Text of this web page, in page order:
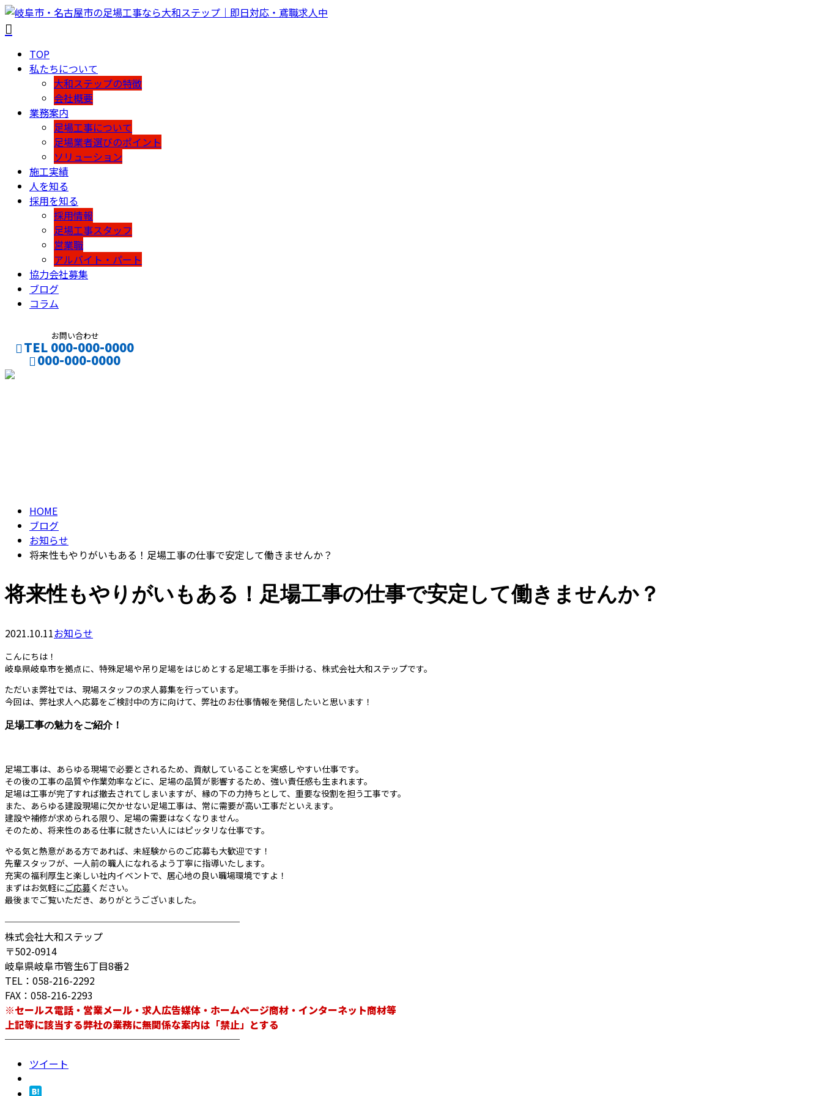
TOP
私たちについて
大和ステップの特徴
会社概要
業務案内
足場工事について
足場業者選びのポイント
ソリューション
施工実績
人を知る
採用を知る
採用情報
足場工事スタッフ
営業職
アルバイト・パート
協力会社募集
ブログ
コラム
お問い合わせ
TEL 000-000-0000
000-000-0000
HOME
ブログ
お知らせ
将来性もやりがいもある！足場工事の仕事で安定して働きませんか？
将来性もやりがいもある！足場工事の仕事で安定して働きませんか？
2021.10.11お知らせ
こんにちは！
岐阜県岐阜市を拠点に、特殊足場や吊り足場をはじめとする足場工事を手掛ける、株式会社大和ステップです。
ただいま弊社では、現場スタッフの求人募集を行っています。
今回は、弊社求人へ応募をご検討中の方に向けて、弊社のお仕事情報を発信したいと思います！
足場工事の魅力をご紹介！
足場工事は、あらゆる現場で必要とされるため、貢献していることを実感しやすい仕事です。
その後の工事の品質や作業効率などに、足場の品質が影響するため、強い責任感も生まれます。
足場は工事が完了すれば撤去されてしまいますが、縁の下の力持ちとして、重要な役割を担う工事です。
また、あらゆる建設現場に欠かせない足場工事は、常に需要が高い工事だといえます。
建設や補修が求められる限り、足場の需要はなくなりません。
そのため、将来性のある仕事に就きたい人にはピッタリな仕事です。
やる気と熱意がある方であれば、未経験からのご応募も大歓迎です！
先輩スタッフが、一人前の職人になれるよう丁寧に指導いたします。
充実の福利厚生と楽しい社内イベントで、居心地の良い職場環境ですよ！
まずはお気軽にご応募ください。
最後までご覧いただき、ありがとうございました。
────────────────────────
株式会社大和ステップ
〒502-0914
岐阜県岐阜市管生6丁目8番2
TEL：058-216-2292
FAX：058-216-2293
※セールス電話・営業メール・求人広告媒体・ホームページ商材・インターネット商材等
上記等に該当する弊社の業務に無関係な案内は「禁止」とする
────────────────────────
ツイート